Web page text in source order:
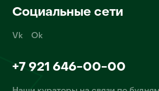
Социальные сети
Vk Ok
+7 921 646-00-00